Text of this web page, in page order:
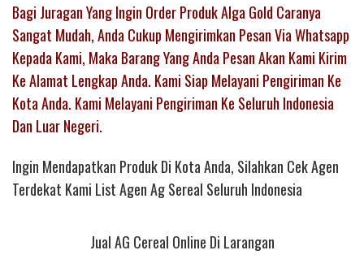
Bagi Juragan Yang Ingin Order Produk Alga Gold Caranya
Sangat Mudah, Anda Cukup Mengirimkan Pesan Via Whatsapp
Kepada Kami, Maka Barang Yang Anda Pesan Akan Kami Kirim
Ke Alamat Lengkap Anda. Kami Siap Melayani Pengiriman Ke
Kota Anda. Kami Melayani Pengiriman Ke Seluruh Indonesia
Dan Luar Negeri.
Ingin Mendapatkan Produk Di Kota Anda, Silahkan Cek Agen
Terdekat Kami List Agen Ag Sereal Seluruh Indonesia
Jual AG Cereal Online Di Larangan